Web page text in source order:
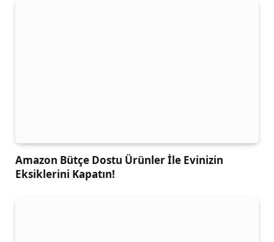
Amazon Bütçe Dostu Ürünler İle Evinizin
Eksiklerini Kapatın!